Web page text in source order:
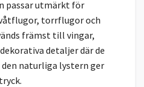
passar utmärkt för
torrflugor och
främst till vingar,
detaljer där de
naturliga lystern ger